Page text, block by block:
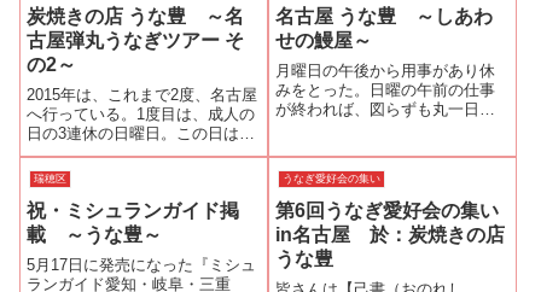
炭焼きの店 うな豊 ～名
古屋弾丸うなぎツアー そ
の2～
2015年は、これまで2度、名古屋
へ行っている。1度目は、成人の
日の3連休の日曜日。この日は、
夕方から栄のライブハウスで行
われる音楽ライブが目的だっ
た。昼は名古屋の鰻を食べよう
と軽い気持ちが間違いだった。
以前から「うなぎ大好き」でリ
ンクを貼...
名古屋 うな豊 ～しあわ
せの鰻屋～
月曜日の午後から用事があり休
みをとった。日曜の午前の仕事
が終われば、図らずも丸一日休
行先は『うな豊』以前、大将と
「大将が休前日の日曜の夜なら
ゆっくり話が出来...
瑞穂区
祝・ミシュランガイド掲
載 ～うな豊～
5月17日に発売になった『ミシュ
ランガイド愛知・岐阜・三重
うなぎ愛好会の集い
第6回うなぎ愛好会の集い
in名古屋 於：炭焼きの店
うな豊